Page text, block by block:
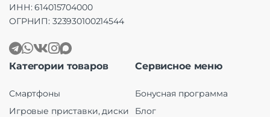
ИНН: 614015704000
ОГРНИП: 323930100214544
Категории товаров
Смартфоны
Игровые приставки, диски
Сервисное меню
Бонусная программа
Блог